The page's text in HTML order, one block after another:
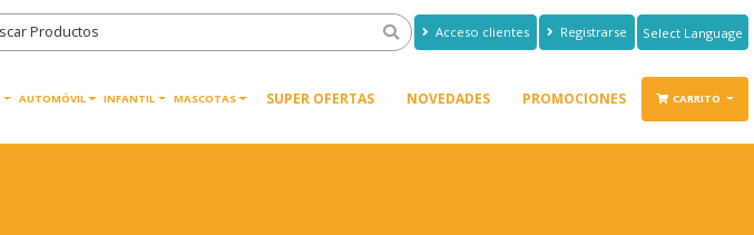
Acceso clientes Registrarse
Translate
AUTOMÓVIL INFANTIL MASCOTAS SUPER OFERTAS NOVEDADES PROMOCIONES CARRITO